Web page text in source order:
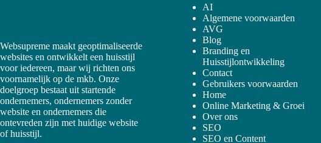
Websupreme maakt geoptimaliseerde
websites en ontwikkelt een huisstijl
voor iedereen, maar wij richten ons
voornamelijk op de mkb. Onze
doelgroep bestaat uit startende
ondernemers, ondernemers zonder
website en ondernemers die
ontevreden zijn met huidige website
of huisstijl.
AI
Algemene voorwaarden
AVG
Blog
Branding en
Huisstijlontwikkeling
Contact
Gebruikers voorwaarden
Home
Online Marketing & Groei
Over ons
SEO
SEO en Content